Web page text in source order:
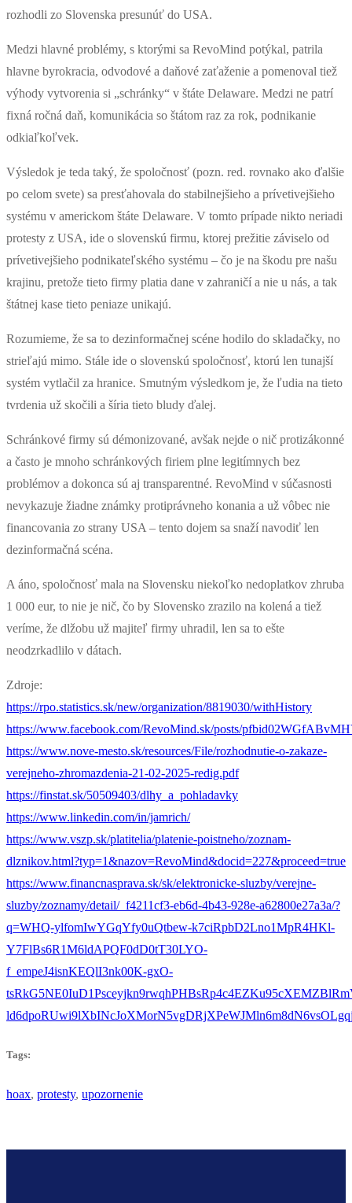
rozhodli zo Slovenska presunúť do USA.
Medzi hlavné problémy, s ktorými sa RevoMind potýkal, patrila
hlavne byrokracia, odvodové a daňové zaťaženie a pomenoval tiež
výhody vytvorenia si „schránky“ v štáte Delaware. Medzi ne patrí
fixná ročná daň, komunikácia so štátom raz za rok, podnikanie
odkiaľkoľvek.
Výsledok je teda taký, že spoločnosť (pozn. red. rovnako ako ďalšie
po celom svete) sa presťahovala do stabilnejšieho a prívetivejšieho
systému v americkom štáte Delaware. V tomto prípade nikto neriadi
protesty z USA, ide o slovenskú firmu, ktorej prežitie záviselo od
prívetivejšieho podnikateľského systému – čo je na škodu pre našu
krajinu, pretože tieto firmy platia dane v zahraničí a nie u nás, a tak
štátnej kase tieto peniaze unikajú.
Rozumieme, že sa to dezinformačnej scéne hodilo do skladačky, no
strieľajú mimo. Stále ide o slovenskú spoločnosť, ktorú len tunajší
systém vytlačil za hranice. Smutným výsledkom je, že ľudia na tieto
tvrdenia už skočili a šíria tieto bludy ďalej.
Schránkové firmy sú démonizované, avšak nejde o nič protizákonné
a často je mnoho schránkových firiem plne legitímnych bez
problémov a dokonca sú aj transparentné. RevoMind v súčasnosti
nevykazuje žiadne známky protiprávneho konania a už vôbec nie
financovania zo strany USA – tento dojem sa snaží navodiť len
dezinformačná scéna.
A áno, spoločnosť mala na Slovensku niekoľko nedoplatkov zhruba
1 000 eur, to nie je nič, čo by Slovensko zrazilo na kolená a tiež
veríme, že dlžobu už majiteľ firmy uhradil, len sa to ešte
neodzrkadlilo v dátach.
Zdroje:
https://rpo.statistics.sk/new/organization/8819030/withHistory
https://www.facebook.com/RevoMind.sk/posts/
https://www.nove-mesto.sk/resources/File/rozhodnutie-o-zakaze-
verejneho-zhromazdenia-21-02-2025-redig.pdf
https://finstat.sk/50509403/dlhy_a_pohladavky
https://www.linkedin.com/in/jamrich/
https://www.vszp.sk/platitelia/platenie-poistneho/zoznam-
dlznikov.html?typ=1&nazov=RevoMind&docid=227&proceed=true
https://www.financnasprava.sk/sk/elektronicke-sluzby/verejne-
sluzby/zoznamy/detail/_f4211cf3-eb6d-4b43-928e-a62800e27a3a/?
q=WHQ-ylfomIwYGqYfy0uQtbew-k7ciRpbD2Lno1MpR4HKl-
Y7FlBs6R1M6ldAPQF0dD0tT30LYO-
f_empeJ4isnKEQlI3nk00K-gxO-
Tags:
hoax, protesty, upozornenie